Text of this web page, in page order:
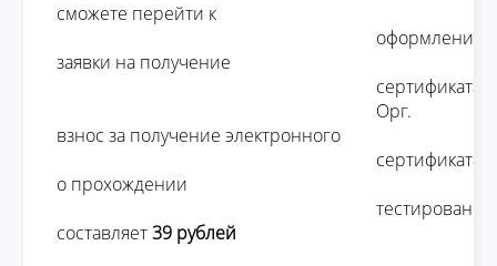
сможете перейти к
заявки на получение
взнос за получение электронного
о прохождении
составляет 39 рублей